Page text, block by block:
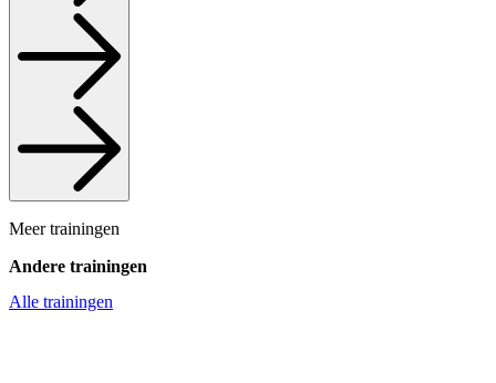
Meer trainingen
Andere trainingen
Alle trainingen